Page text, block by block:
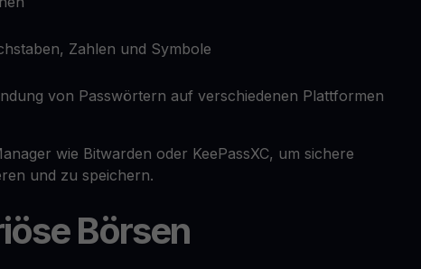
Zahlen und Symbole
von Passwörtern auf verschiedenen Plattformen
wie Bitwarden oder KeePassXC, um sichere
und zu speichern.
Börsen